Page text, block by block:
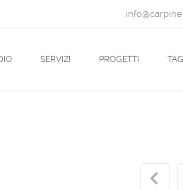
SERVIZI PROGETTI TAG